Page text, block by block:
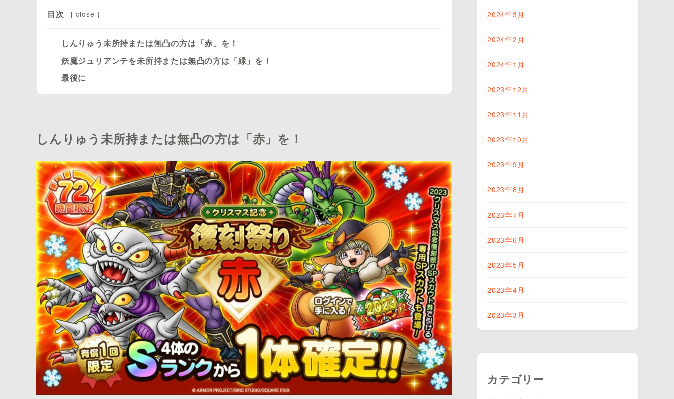
目次 [ close ]
しんりゅう未所持または無凸の方は「赤」を！
妖魔ジュリアンテを未所持または無凸の方は「緑」を！
最後に
しんりゅう未所持または無凸の方は「赤」を！
2024年3月
2024年2月
2024年1月
2023年12月
2023年11月
2023年10月
2023年9月
2023年8月
2023年7月
2023年6月
2023年5月
2023年4月
2023年3月
カテゴリー